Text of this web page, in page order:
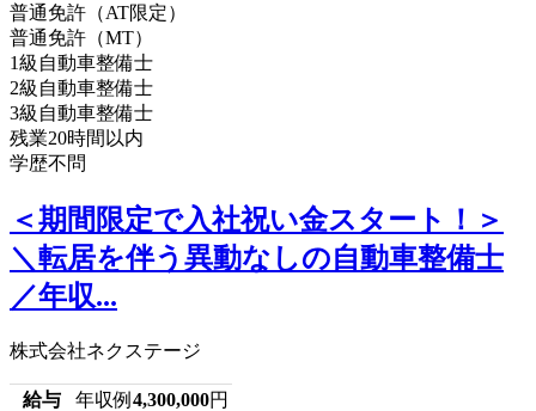
普通免許（AT限定）
普通免許（MT）
1級自動車整備士
2級自動車整備士
3級自動車整備士
残業20時間以内
学歴不問
＜期間限定で入社祝い金スタート！＞
＼転居を伴う異動なしの自動車整備士
／年収...
株式会社ネクステージ
給与 年収例 4,300,000円